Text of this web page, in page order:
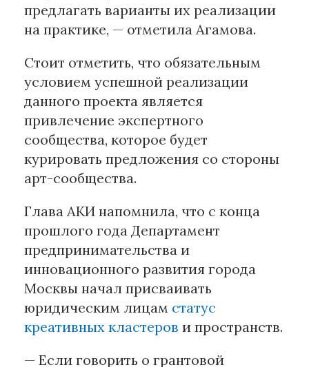
предлагать варианты их реализации
на практике, — отметила Агамова.
Стоит отметить, что обязательным
условием успешной реализации
данного проекта является
привлечение экспертного
сообщества, которое будет
курировать предложения со стороны
арт-сообщества.
Глава АКИ напомнила, что с конца
прошлого года Департамент
предпринимательства и
инновационного развития города
Москвы начал присваивать
юридическим лицам статус
креативных кластеров и пространств.
— Если говорить о грантовой